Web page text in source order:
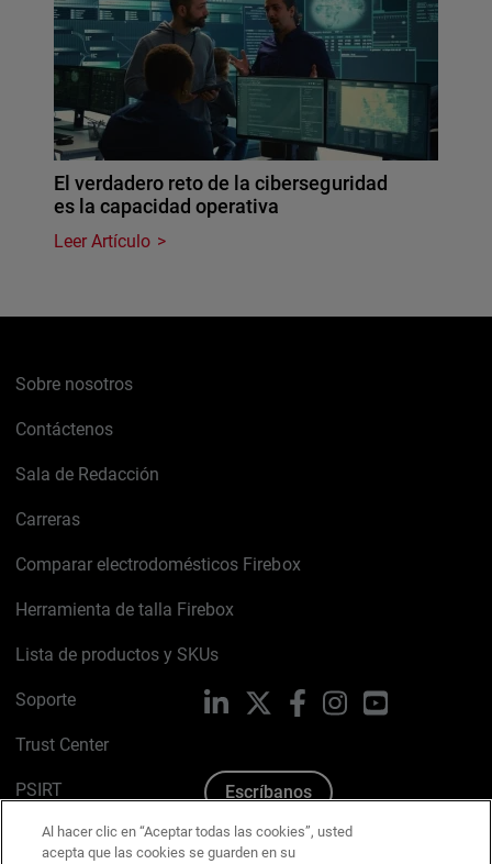
El verdadero reto de la ciberseguridad
es la capacidad operativa
Leer Artículo
Sobre nosotros
Contáctenos
Sala de Redacción
Carreras
Comparar electrodomésticos Firebox
Herramienta de talla Firebox
Lista de productos y SKUs
Soporte
Trust Center
PSIRT
Política de cookies
LinkedIn FacebookInstagramYouTube
Escríbanos
Al hacer clic en “Aceptar todas las cookies”, usted
acepta que las cookies se guarden en su